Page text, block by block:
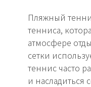
Пляжный
тенниса,
атмосфере
сетки
теннис часто
и